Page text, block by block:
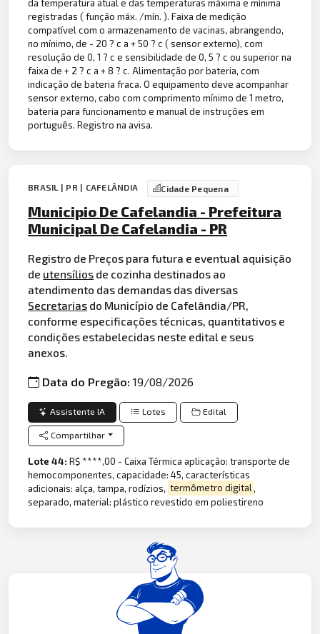
da temperatura atual e das temperaturas máxima e mínima
registradas ( função máx. /mín. ). Faixa de medição
compatível com o armazenamento de vacinas, abrangendo,
no mínimo, de - 20 ? c a + 50 ? c ( sensor externo), com
resolução de 0, 1 ? c e sensibilidade de 0, 5 ? c ou superior na
faixa de + 2 ? c a + 8 ? c. Alimentação por bateria, com
indicação de bateria fraca. O equipamento deve acompanhar
sensor externo, cabo com comprimento mínimo de 1 metro,
bateria para funcionamento e manual de instruções em
português. Registro na avisa.
BRASIL | PR | CAFELÂNDIA Cidade Pequena
Municipio De Cafelandia - Prefeitura
Municipal De Cafelandia - PR
Registro de Preços para futura e eventual aquisição
de utensílios de cozinha destinados ao
atendimento das demandas das diversas
Secretarias do Município de Cafelândia/PR,
conforme especificações técnicas, quantitativos e
condições estabelecidas neste edital e seus
anexos.
Data do Pregão:19/08/2026
Assistente IA Lotes Edital
Compartilhar
Lote 44:R$ ****,00 - Caixa Térmica aplicação: transporte de
hemocomponentes, capacidade: 45, características
adicionais: alça, tampa, rodízios, termômetro digital,
separado, material: plástico revestido em poliestireno